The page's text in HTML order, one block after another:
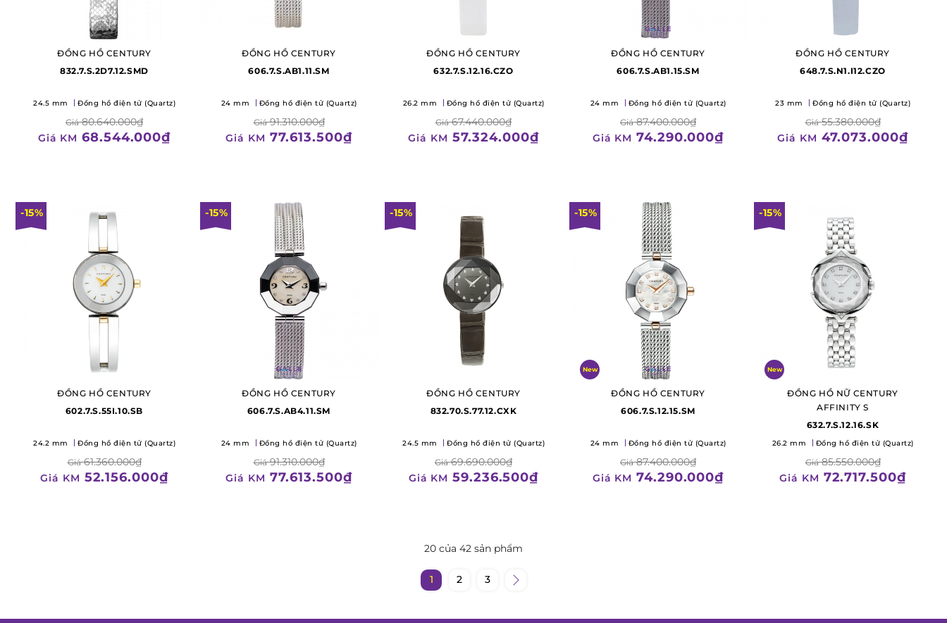
ĐỒNG HỒ CENTURY
832.7.S.2D7.12.SMD
24.5 mm Đồng hồ điện tử (Quartz)
Giá80.640.000₫
Giá KM 68.544.000₫
ĐỒNG HỒ CENTURY
606.7.S.AB1.11.SM
24 mm Đồng hồ điện tử (Quartz)
Giá91.310.000₫
Giá KM 77.613.500₫
ĐỒNG HỒ CENTURY
632.7.S.12.16.CZO
26.2 mm Đồng hồ điện tử (Quartz)
Giá67.440.000₫
Giá KM 57.324.000₫
ĐỒNG HỒ CENTURY
606.7.S.AB1.15.SM
24 mm Đồng hồ điện tử (Quartz)
Giá87.400.000₫
Giá KM 74.290.000₫
ĐỒNG HỒ CENTURY
648.7.S.N1.I12.CZO
23 mm Đồng hồ điện tử (Quartz)
Giá55.380.000₫
Giá KM 47.073.000₫
-15%
ĐỒNG HỒ CENTURY
602.7.S.55I.10.SB
24.2 mm Đồng hồ điện tử (Quartz)
Giá61.360.000₫
Giá KM 52.156.000₫
-15%
ĐỒNG HỒ CENTURY
606.7.S.AB4.11.SM
24 mm Đồng hồ điện tử (Quartz)
Giá91.310.000₫
Giá KM 77.613.500₫
-15%
ĐỒNG HỒ CENTURY
832.70.S.77.12.CXK
24.5 mm Đồng hồ điện tử (Quartz)
Giá69.690.000₫
Giá KM 59.236.500₫
-15%
New
ĐỒNG HỒ CENTURY
606.7.S.12.15.SM
24 mm Đồng hồ điện tử (Quartz)
Giá87.400.000₫
Giá KM 74.290.000₫
-15%
New
ĐỒNG HỒ NỮ CENTURY
AFFINITY S
632.7.S.12.16.SK
26.2 mm Đồng hồ điện tử (Quartz)
Giá85.550.000₫
Giá KM 72.717.500₫
20 của 42 sản phẩm
1 2 3